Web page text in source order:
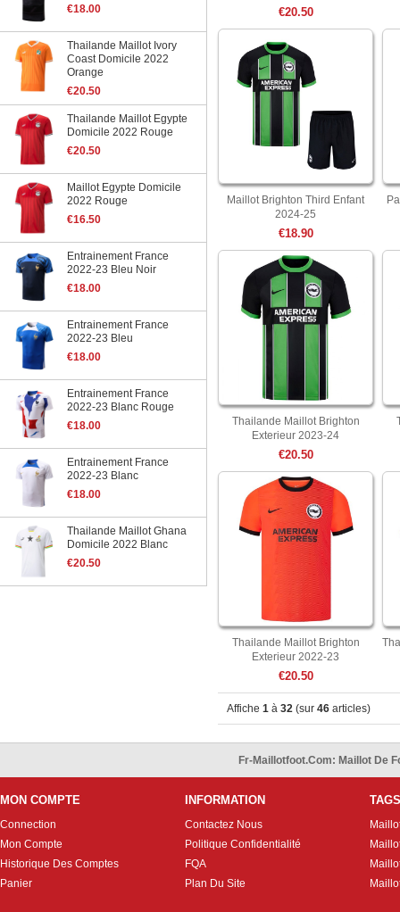
€18.00
Thailande Maillot Ivory
Coast Domicile 2022
Orange
€20.50
Thailande Maillot Egypte
Domicile 2022 Rouge
€20.50
Maillot Egypte Domicile
2022 Rouge
€16.50
Entrainement France
2022-23 Bleu Noir
€18.00
Entrainement France
2022-23 Bleu
€18.00
Entrainement France
2022-23 Blanc Rouge
€18.00
Entrainement France
2022-23 Blanc
€18.00
Thailande Maillot Ghana
Domicile 2022 Blanc
€20.50
€20.50
Maillot Brighton Third Enfant
2024-25
€18.90
Thailande Maillot Brighton
Exterieur 2023-24
€20.50
Thailande Maillot Brighton
Exterieur 2022-23
€20.50
Affiche 1 à 32 (sur 46 articles)
Fr-Maillotfoot.com: Maillot De
MON COMPTE
Connection
Mon Compte
Historique Des Comptes
Panier
INFORMATION
Contactez Nous
Politique Confidentialité
FQA
Plan Du Site
TAGS